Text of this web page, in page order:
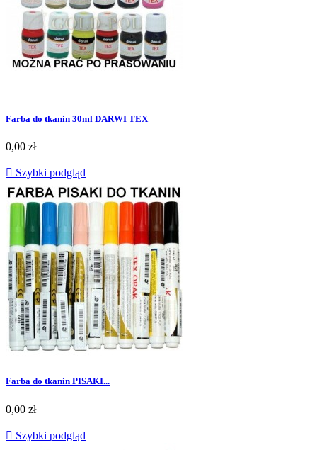
Farba do tkanin 30ml DARWI TEX
0,00 zł
 Szybki podgląd
Farba do tkanin PISAKI...
0,00 zł
 Szybki podgląd